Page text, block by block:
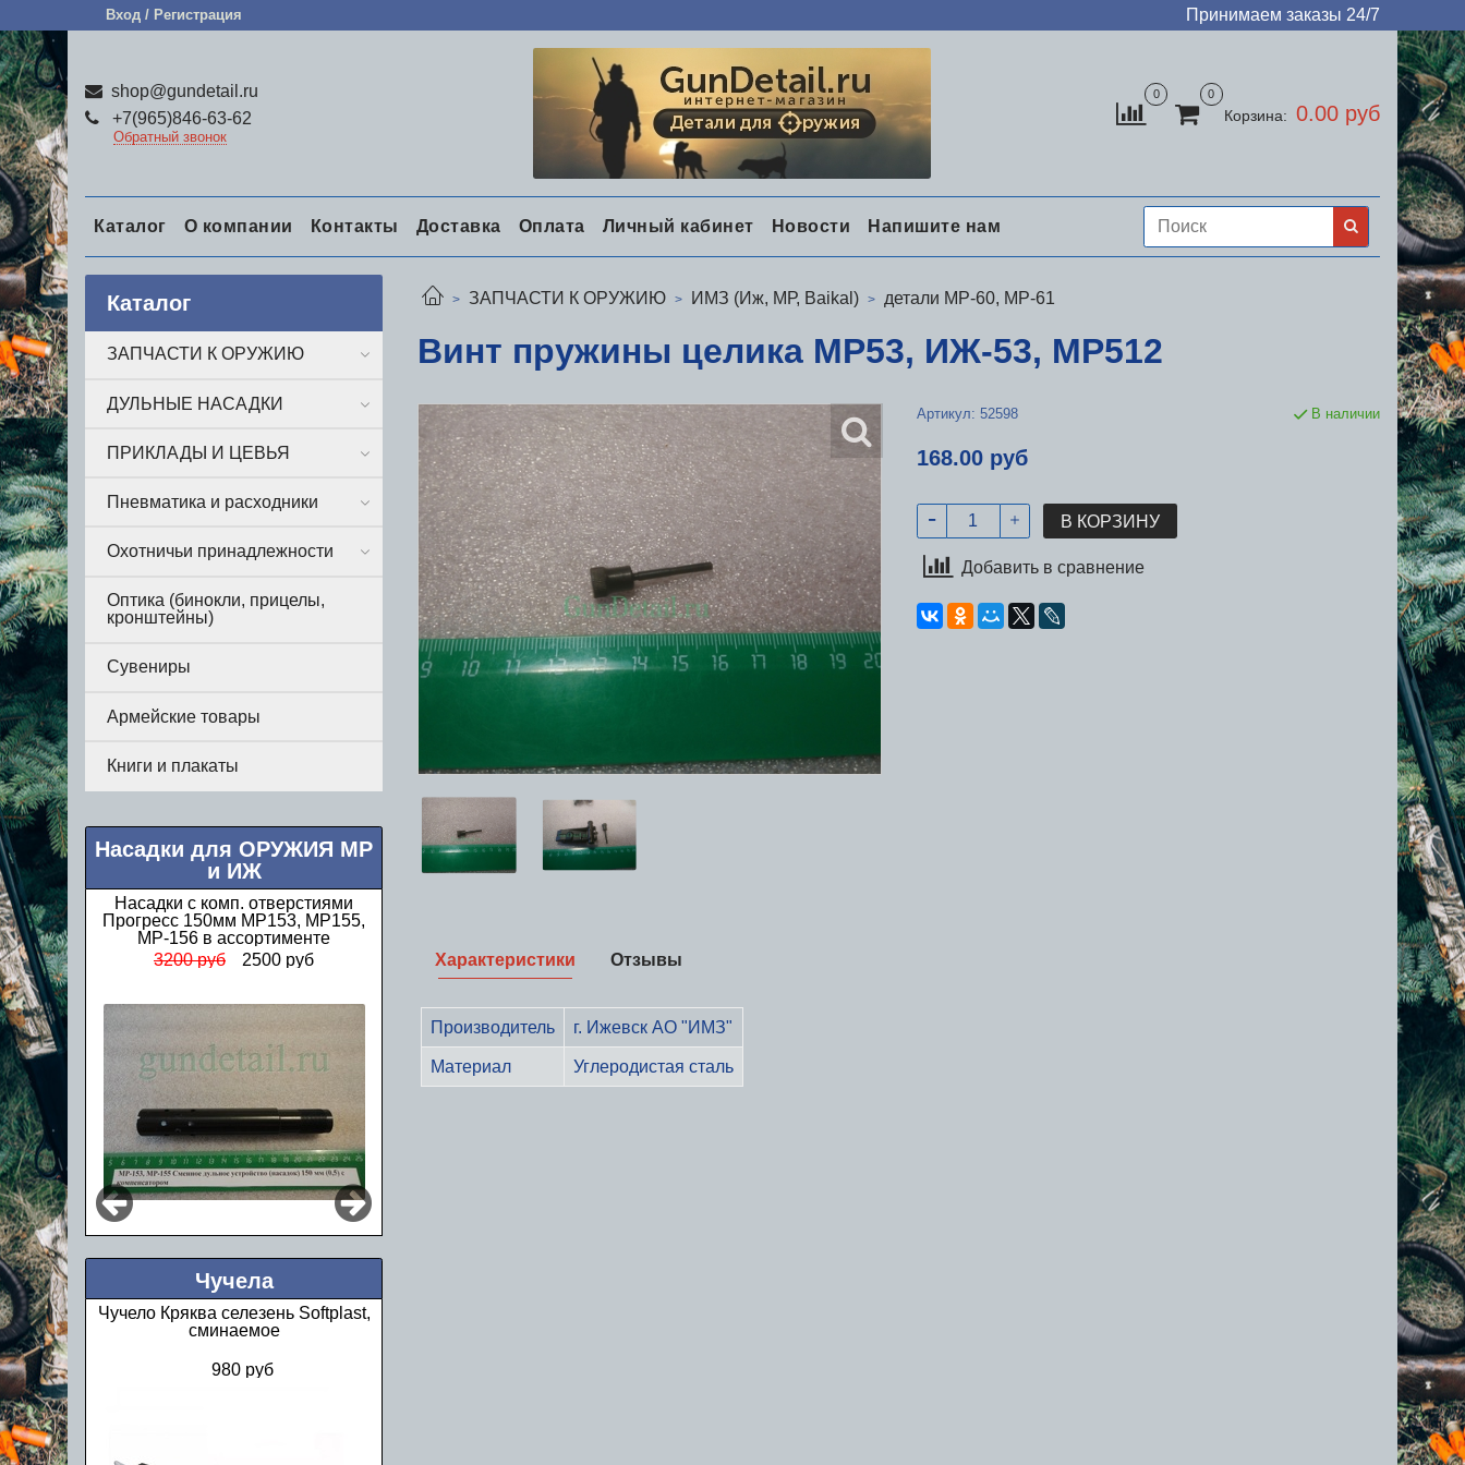
Вход / Регистрация Принимаем заказы 24/7
shop@gundetail.ru
+7(965)846-63-62
Обратный звонок
0 0
Корзина: 0.00 руб
Каталог О компании Контакты Доставка Оплата Личный кабинет Новости Напишите нам
ЗАПЧАСТИ К ОРУЖИЮ ИМЗ (Иж, МР, Baikal) детали МР-60, МР-61
Винт пружины целика МР53, ИЖ-53, МР512
Артикул: 52598 В наличии
168.00 руб
В КОРЗИНУ
Добавить в сравнение
Характеристики
Производитель г. Ижевск АО "ИМЗ"
Материал Углеродистая сталь
Отзывы
Каталог
ЗАПЧАСТИ К ОРУЖИЮ
ДУЛЬНЫЕ НАСАДКИ
ПРИКЛАДЫ И ЦЕВЬЯ
Пневматика и расходники
Охотничьи принадлежности
Оптика (бинокли, прицелы,
кронштейны)
Сувениры
Армейские товары
Книги и плакаты
Насадки для ОРУЖИЯ МР
и ИЖ
Насадки Прогресс стандартные МР
(ИЖ) 12 калибра в ассортименте
1000 руб 850 руб
Чучела
Чучело Кряква селезень Softplast,
сминаемое
980 руб